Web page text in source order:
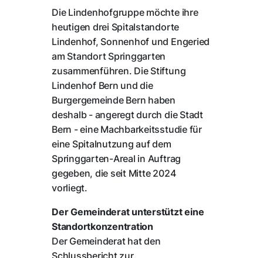
Die Lindenhofgruppe möchte ihre
heutigen drei Spitalstandorte
Lindenhof, Sonnenhof und Engeried
am Standort Springgarten
zusammenführen. Die Stiftung
Lindenhof Bern und die
Burgergemeinde Bern haben
deshalb - angeregt durch die Stadt
Bern - eine Machbarkeitsstudie für
eine Spitalnutzung auf dem
Springgarten-Areal in Auftrag
gegeben, die seit Mitte 2024
vorliegt.
Der Gemeinderat unterstützt eine
Standortkonzentration
Der Gemeinderat hat den
Schlussbericht zur